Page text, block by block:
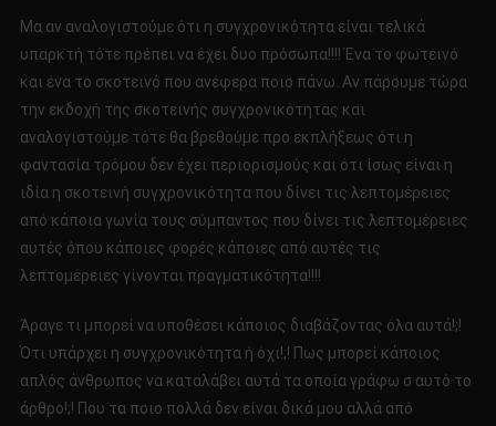
Μα αν αναλογιστούμε ότι η συγχρονικότητα είναι τελικά
υπαρκτή τότε πρέπει να έχει δυο πρόσωπα!!!! Ένα το φωτεινό
και ένα το σκοτεινό που ανέφερα ποιο πάνω. Αν πάρουμε τώρα
την εκδοχή της σκοτεινής συγχρονικότητας και
αναλογιστούμε τότε θα βρεθούμε προ εκπλήξεως ότι η
φαντασία τρόμου δεν έχει περιορισμούς και ότι ίσως είναι η
ιδία η σκοτεινή συγχρονικότητα που δίνει τις λεπτομέρειες
από κάποια γωνία τους σύμπαντος που δίνει τις λεπτομέρειες
αυτές όπου κάποιες φορές κάποιες από αυτές τις
λεπτομέρειες γίνονται πραγματικότητα!!!!
Άραγε τι μπορεί να υποθέσει κάποιος διαβάζοντας όλα αυτά!;!
Ότι υπάρχει η συγχρονικότητα ή όχι!;! Πως μπορεί κάποιος
απλός άνθρωπος να καταλάβει αυτά τα οποία γράφω σ αυτό το
άρθρο!;! Που τα ποιο πολλά δεν είναι δικά μου αλλά από